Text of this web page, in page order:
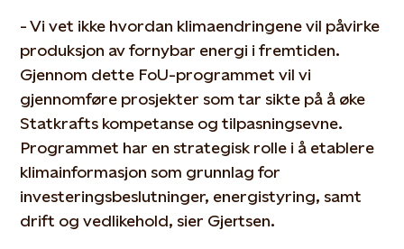
- Vi vet ikke hvordan klimaendringene vil påvirke
produksjon av fornybar energi i fremtiden.
Gjennom dette FoU-programmet vil vi
gjennomføre prosjekter som tar sikte på å øke
Statkrafts kompetanse og tilpasningsevne.
Programmet har en strategisk rolle i å etablere
klimainformasjon som grunnlag for
investeringsbeslutninger, energistyring, samt
drift og vedlikehold, sier Gjertsen.